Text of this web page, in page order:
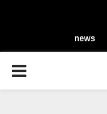
news
PRIMARY